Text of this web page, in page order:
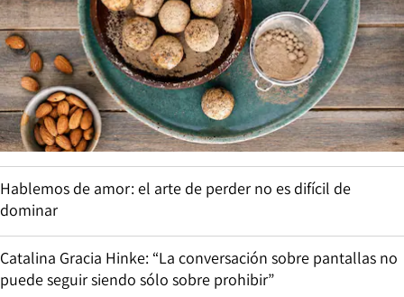
Hablemos de amor: el arte de perder no es difícil de
dominar
Catalina Gracia Hinke: “La conversación sobre pantallas no
puede seguir siendo sólo sobre prohibir”